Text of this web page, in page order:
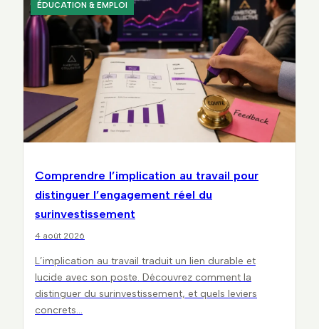
ÉDUCATION & EMPLOI
Comprendre l’implication au travail pour
distinguer l’engagement réel du
surinvestissement
4 août 2026
L’implication au travail traduit un lien durable et
lucide avec son poste. Découvrez comment la
distinguer du surinvestissement, et quels leviers
concrets…